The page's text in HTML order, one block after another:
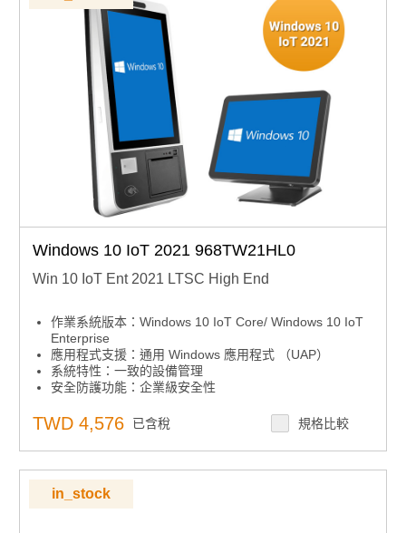
Windows 10 IoT 2021 968TW21HL0
Win 10 IoT Ent 2021 LTSC High End
作業系統版本：Windows 10 IoT Core/ Windows 10 IoT
Enterprise
應用程式支援：通用 Windows 應用程式 （UAP）
系統特性：一致的設備管理
安全防護功能：企業級安全性
系統特性：跨設備的互操作性
系統特性：微軟 Azure IoT Services
TWD 4,576 已含稅 規格比較
in_stock